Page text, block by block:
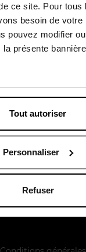
ce site. Pour tous
besoin de votre
pouvez modifier
présente
Tout autoriser
Personnaliser
Refuser